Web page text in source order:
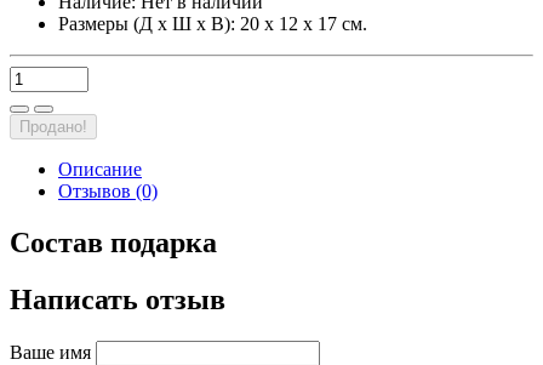
Размеры (Д х Ш х В): 20 х 12 х 17 см.
Продано!
Описание
Отзывов (0)
Состав подарка
Написать отзыв
Ваше имя